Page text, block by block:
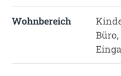
Wohnbereich